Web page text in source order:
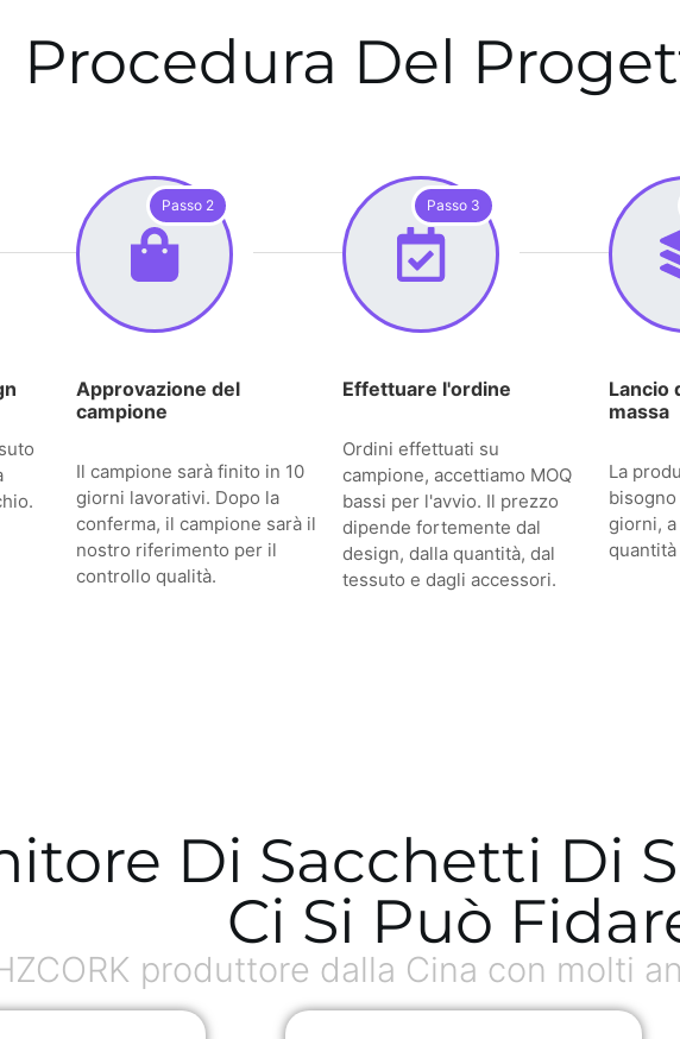
Procedura Del
Passo 2
Approvazione del
campione
Il campione sarà finito in 10
giorni lavorativi. Dopo la
conferma, il campione sarà il
nostro riferimento per il
controllo qualità.
Passo 3
Effettuare l'ordine
Ordini effettuati su
campione, accettiamo MOQ
bassi per l'avvio. Il prezzo
dipende fortemente dal
design, dalla quantità, dal
tessuto e dagli accessori.
Lancio
massa
La
giorni,
Di Sacchetti Di
Ci Si Può
produttore dalla Cina con molti